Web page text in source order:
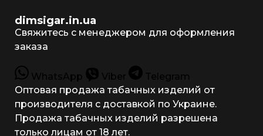
dimsigar.in.ua
Свяжитесь с менеджером для оформления
заказа
WhatsApp Viber
Telegram
Оптовая продажа табачных изделий от
производителя с доставкой по Украине.
Продажа табачных изделий разрешена
только лицам от 18 лет.